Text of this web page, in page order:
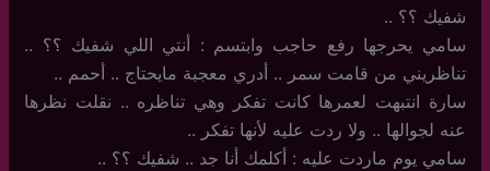
شفيك ؟؟ ..
سامي يحرجها رفع حاجب وابتسم : أنتي اللي شفيك ؟؟ ..
تناظريني من قامت سمر .. أدري معجبة مايحتاج .. أحمم ..
سارة انتبهت لعمرها كانت تفكر وهي تناظره .. نقلت نظرها
عنه لجوالها .. ولا ردت عليه لأنها تفكر ..
سامي يوم ماردت عليه : أكلمك أنا جد .. شفيك ؟؟ ..